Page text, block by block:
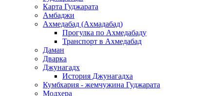
Карта Гуджарата
Амбаджи
Ахмедабад (Ахмадабад)
Прогулка по Ахмедабаду
Транспорт в Ахмедабад
Даман
Дварка
Джунагадх
История Джунагадха
Кумбхария - жемчужина Гуджарата
Модхера